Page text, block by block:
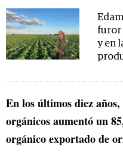
furor
y en
En los últimos diez
orgánicos aumentó un
orgánico exportado de